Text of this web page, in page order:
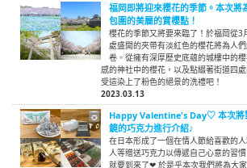
福岡即將迎來櫻花的季節。本次將
包圍的美麗的賞櫻點！
櫻花的季節又將要來臨了！於福岡從3
處盛開的夾帶有淡紅色的櫻花將為人
卷。從擁有深厚歷史底蘊的城樓中的
感的神社中的櫻花，以及點綴著街道四
受這染上了粉色的絕景的洗禮吧！
2023.03.13
Happy Valentine's Day♡ 本次將
鏡的巧克力進行介紹♪
在日本形成了一個在情人節給喜歡的
人等贈送巧克力以傳遞自己心意的習
就要到來了❤ 於是乎本次我們將為大